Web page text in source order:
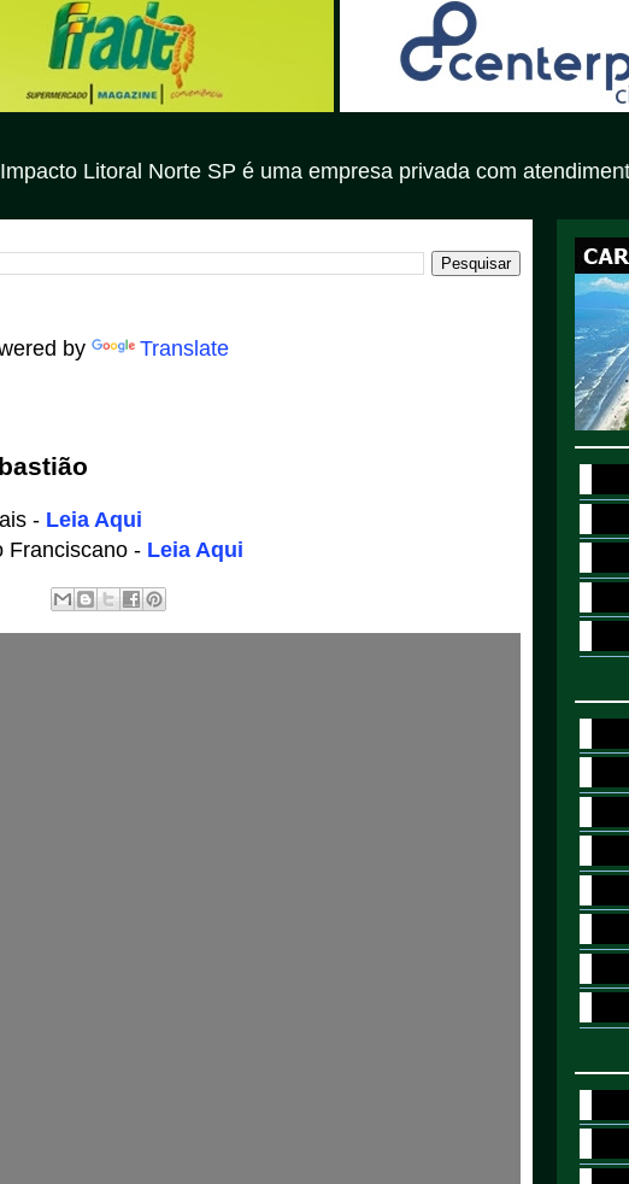
Norte SP é uma empresa privada com atendimento
by Translate
- Leia Aqui
Franciscano - Leia Aqui